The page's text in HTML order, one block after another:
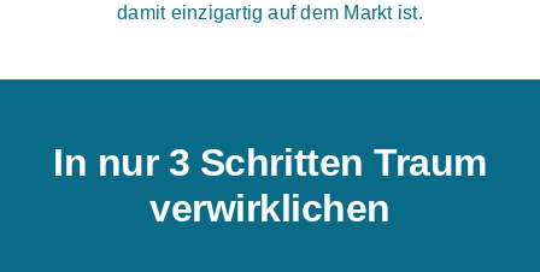
damit einzigartig auf dem Markt ist.
In nur 3 Schritten Traum
verwirklichen